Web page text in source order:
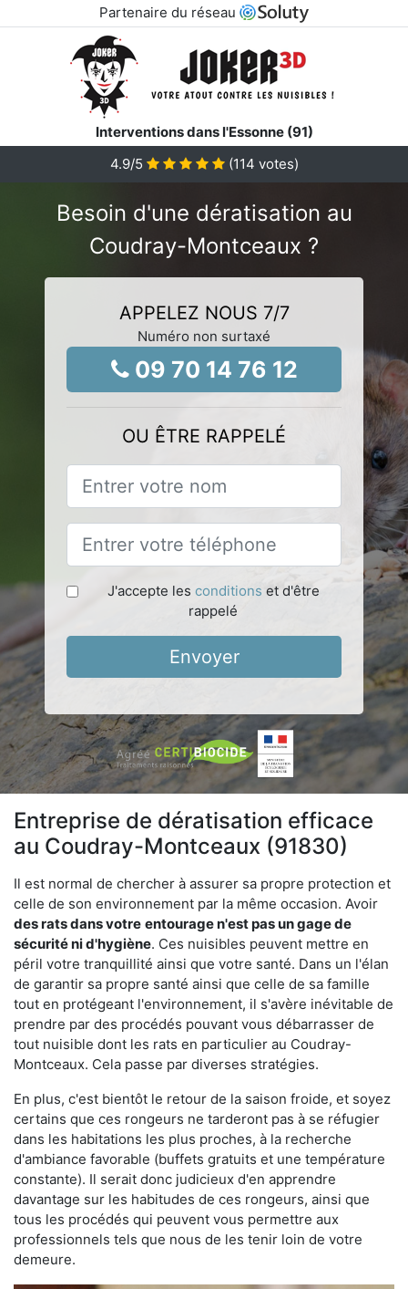
Partenaire du réseau
Interventions dans l'Essonne (91)
4.9/5 (114 votes)
Besoin d'une dératisation au
Coudray-Montceaux ?
APPELEZ NOUS 7/7
Numéro non surtaxé
09 70 14 76 12
OU ÊTRE RAPPELÉ
J'accepte les conditions et d'être
rappelé
Envoyer
Entreprise de dératisation efficace
au Coudray-Montceaux (91830)
Il est normal de chercher à assurer sa propre protection et
celle de son environnement par la même occasion. Avoir
des rats dans votre entourage n'est pas un gage de
sécurité ni d'hygiène. Ces nuisibles peuvent mettre en
péril votre tranquillité ainsi que votre santé. Dans un l'élan
de garantir sa propre santé ainsi que celle de sa famille
tout en protégeant l'environnement, il s'avère inévitable de
prendre par des procédés pouvant vous débarrasser de
tout nuisible dont les rats en particulier au Coudray-
Montceaux. Cela passe par diverses stratégies.
En plus, c'est bientôt le retour de la saison froide, et soyez
certains que ces rongeurs ne tarderont pas à se réfugier
dans les habitations les plus proches, à la recherche
d'ambiance favorable (buffets gratuits et une température
constante). Il serait donc judicieux d'en apprendre
davantage sur les habitudes de ces rongeurs, ainsi que
tous les procédés qui peuvent vous permettre aux
professionnels tels que nous de les tenir loin de votre
demeure.